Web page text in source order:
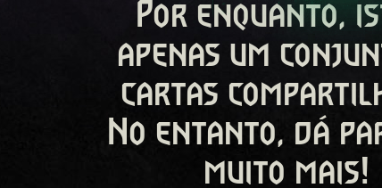
Por enquanto,
apenas um
cartas
No entanto, dá
muito mais!